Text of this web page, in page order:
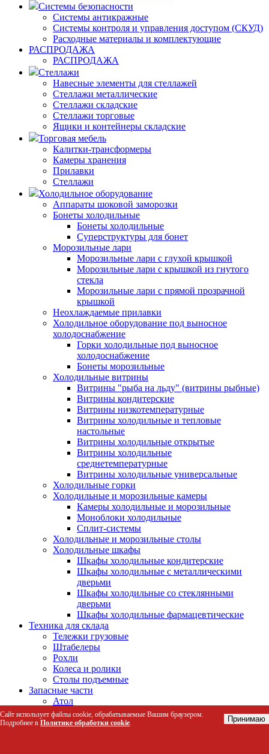
Системы безопасности
Системы антикражные
Системы контроля и управления доступом (СКУД)
Расходные материалы и комплектующие
РАСПРОДАЖА
РАСПРОДАЖА
Стеллажи
Навесные элементы для стеллажей
Стеллажи металлические
Стеллажи складские
Стеллажи торговые
Ящики и контейнеры складские
Торговая мебель
Калитки-трансформеры
Камеры хранения
Прилавки
Стеллажи
Холодильное оборудование
Аппараты шоковой заморозки
Бонеты холодильные
Бонеты холодильные
Суперструктуры для бонет
Морозильные лари
Морозильные лари с глухой крышкой
Морозильные лари с крышкой из гнутого
стекла
Морозильные лари с прямой прозрачной
крышкой
Неохлаждаемые прилавки
Холодильное оборудование под выносное
холодоснабжение
Горки холодильные под выносное
холодоснабжение
Бонеты морозильные
Холодильные витрины
Витрины "рыба на льду" (витрины рыбные)
Витрины кондитерские
Витрины низкотемпературные
Витрины холодильные и тепловые
настольные
Витрины холодильные открытые
Витрины холодильные
среднетемпературные
Витрины холодильные универсальные
Холодильные горки
Холодильные и морозильные камеры
Камеры холодильные и морозильные
Моноблоки холодильные
Сплит-системы
Холодильные и морозильные столы
Холодильные шкафы
Шкафы холодильные кондитерские
Шкафы холодильные с металлическими
дверьми
Шкафы холодильные со стеклянными
дверьми
Шкафы холодильные фармацевтические
Техника для склада
Тележки грузовые
Штабелеры
Рохли
Колеса и ролики
Столы подъемные
Запасные части
Атол
АТОЛ 11Ф
АТОЛ 15Ф
Сайт использует файлы cookie, обрабатываемые Вашим браузером.
Подробнее в Политике обработки cookie. Принимаю